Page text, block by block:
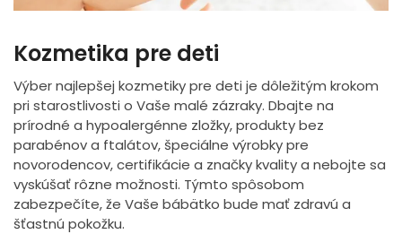
Kozmetika pre deti
Výber najlepšej kozmetiky pre deti je dôležitým krokom
pri starostlivosti o Vaše malé zázraky. Dbajte na
prírodné a hypoalergénne zložky, produkty bez
parabénov a ftalátov, špeciálne výrobky pre
novorodencov, certifikácie a značky kvality a nebojte sa
vyskúšať rôzne možnosti. Týmto spôsobom
zabezpečíte, že Vaše bábätko bude mať zdravú a
šťastnú pokožku.